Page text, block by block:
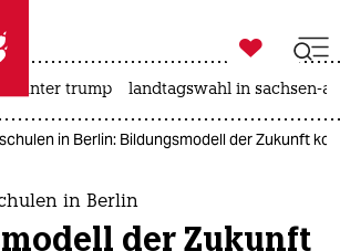
taz zahl ich
taz zahl ich

taz zahl ich
unter trump landtagswahl in sachsen-
in Berlin: Bildungsmodell der Zukunft
in Berlin
der Zukunft